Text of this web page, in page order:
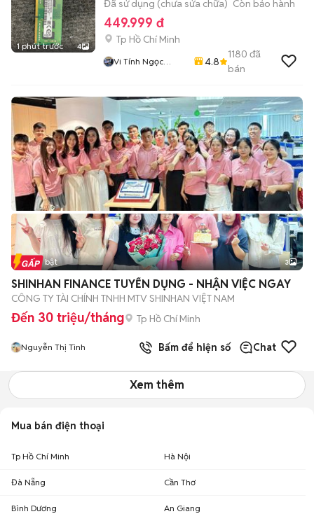
1 phút trước 4
Đã sử dụng (chưa sửa chữa) Còn bảo hành
449.999 đ
Tp Hồ Chí Minh
Vi Tính Ngọc
4.8
1180 đã
bán
Tin nổi bật 3
SHINHAN FINANCE TUYỂN DỤNG - NHẬN VIỆC NGAY
CÔNG TY TÀI CHÍNH TNHH MTV SHINHAN VIỆT NAM
Đến 30 triệu/tháng Tp Hồ Chí Minh
Nguyễn Thị Tình Bấm để hiện số Chat
Xem thêm
Mua bán điện thoại
Tp Hồ Chí Minh Hà Nội
Đà Nẵng Cần Thơ
Bình Dương
An Giang